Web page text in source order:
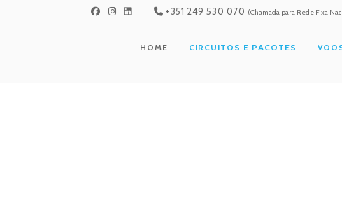
+351 249 530 070 (Chamada para Rede Fixa
HOME CIRCUITOS E PACOTES